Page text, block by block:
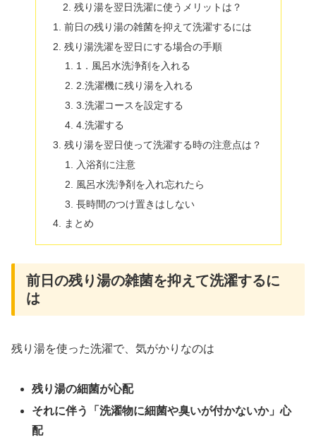
残り湯を翌日洗濯に使うメリットは？
前日の残り湯の雑菌を抑えて洗濯するには
残り湯洗濯を翌日にする場合の手順
1．風呂水洗浄剤を入れる
2.洗濯機に残り湯を入れる
3.洗濯コースを設定する
4.洗濯する
残り湯を翌日使って洗濯する時の注意点は？
入浴剤に注意
風呂水洗浄剤を入れ忘れたら
長時間のつけ置きはしない
まとめ
前日の残り湯の雑菌を抑えて洗濯するに
は
残り湯を使った洗濯で、気がかりなのは
残り湯の細菌が心配
それに伴う「洗濯物に細菌や臭いが付かないか」心
配